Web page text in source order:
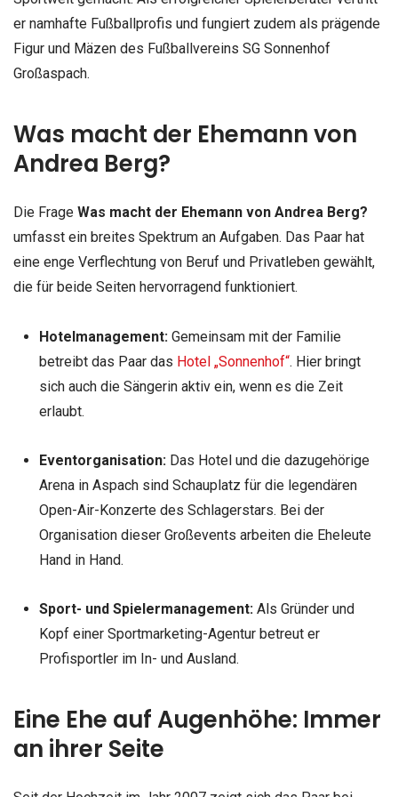
er namhafte Fußballprofis und fungiert zudem als prägende
Figur und Mäzen des Fußballvereins SG Sonnenhof
Großaspach.
Was macht der Ehemann von
Andrea Berg?
Die Frage Was macht der Ehemann von Andrea Berg?
umfasst ein breites Spektrum an Aufgaben. Das Paar hat
eine enge Verflechtung von Beruf und Privatleben gewählt,
die für beide Seiten hervorragend funktioniert.
Hotelmanagement:Gemeinsam mit der Familie
betreibt das Paar das Hotel „Sonnenhof“. Hier bringt
sich auch die Sängerin aktiv ein, wenn es die Zeit
erlaubt.
Eventorganisation:Das Hotel und die dazugehörige
Arena in Aspach sind Schauplatz für die legendären
Open-Air-Konzerte des Schlagerstars. Bei der
Organisation dieser Großevents arbeiten die Eheleute
Hand in Hand.
Sport- und Spielermanagement:Als Gründer und
Kopf einer Sportmarketing-Agentur betreut er
Profisportler im In- und Ausland.
Eine Ehe auf Augenhöhe: Immer
an ihrer Seite